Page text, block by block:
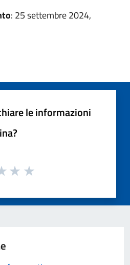
: 25 settembre 2024,
le informazioni